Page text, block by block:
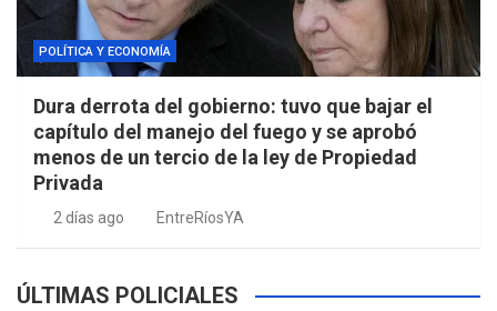
POLÍTICA Y ECONOMÍA
Dura derrota del gobierno: tuvo que bajar el
capítulo del manejo del fuego y se aprobó
menos de un tercio de la ley de Propiedad
Privada
2 días ago EntreRíosYA
ÚLTIMAS POLICIALES